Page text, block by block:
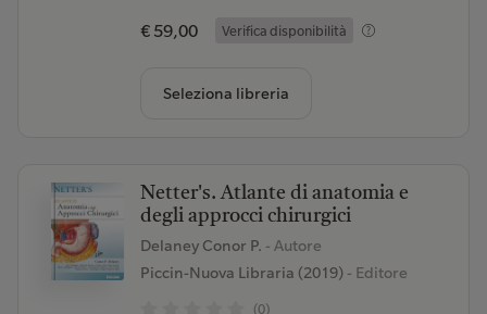
€ 59,00 Verifica disponibilità
Seleziona libreria
Netter's. Atlante di anatomia e
degli approcci chirurgici
Delaney Conor P. - Autore
Piccin-Nuova Libraria (2019)- Editore
(0)